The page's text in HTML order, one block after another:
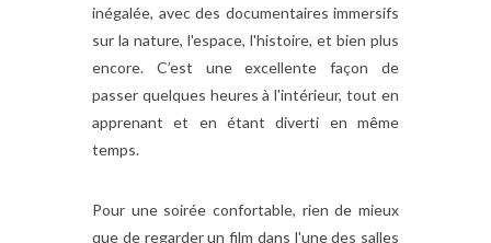
inégalée, avec des documentaires immersifs
sur la nature, l'espace, l'histoire, et bien plus
encore. C’est une excellente façon de
passer quelques heures à l'intérieur, tout en
apprenant et en étant diverti en même
temps.
Pour une soirée confortable, rien de mieux
que de regarder un film dans l'une des salles